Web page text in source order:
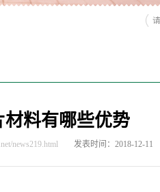
材料有哪些优势
news219.html 发表时间：2018-12-11